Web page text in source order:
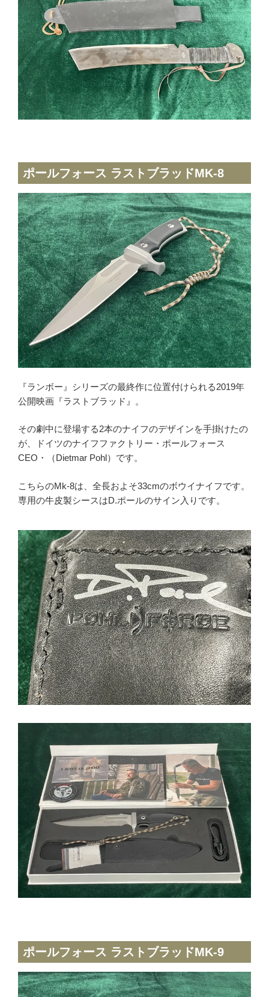
ポールフォース ラストブラッドMK-8
『ランボー』シリーズの最終作に位置付けられる2019年
公開映画『ラストブラッド』。
その劇中に登場する2本のナイフのデザインを手掛けたの
が、ドイツのナイフファクトリー・ポールフォース
CEO・（Dietmar Pohl）です。
こちらのMk-8は、全長およそ33cmのボウイナイフです。
専用の牛皮製シースはD.ポールのサイン入りです。
ポールフォース ラストブラッドMK-9